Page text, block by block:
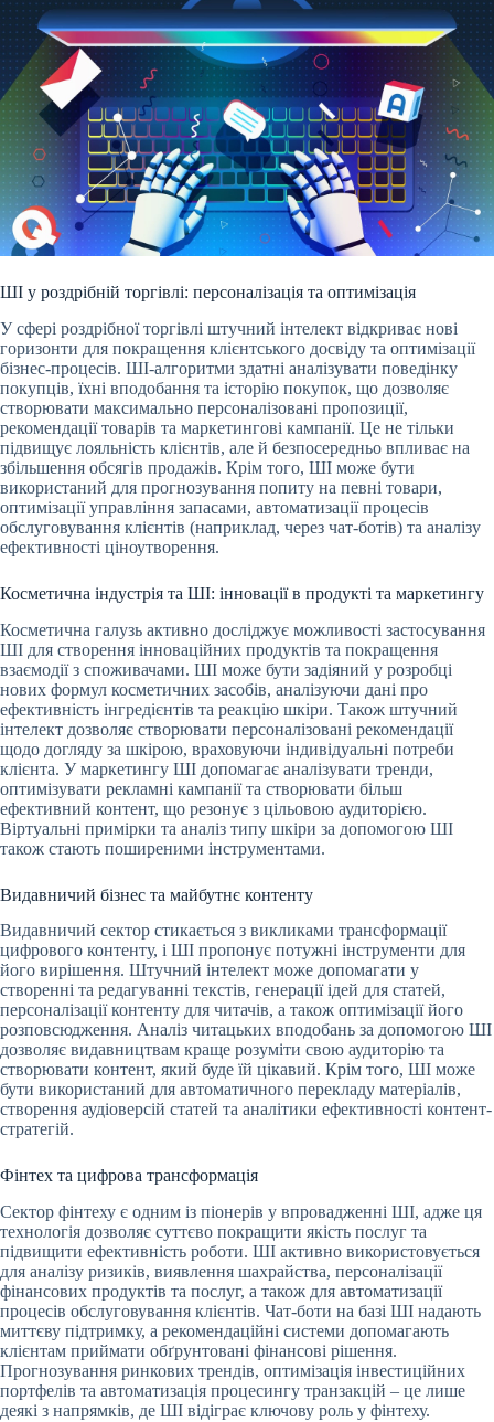
ШІ у роздрібній торгівлі: персоналізація та оптимізація
У сфері роздрібної торгівлі штучний інтелект відкриває нові
горизонти для покращення клієнтського досвіду та оптимізації
бізнес-процесів. ШІ-алгоритми здатні аналізувати поведінку
покупців, їхні вподобання та історію покупок, що дозволяє
створювати максимально персоналізовані пропозиції,
рекомендації товарів та маркетингові кампанії. Це не тільки
підвищує лояльність клієнтів, але й безпосередньо впливає на
збільшення обсягів продажів. Крім того, ШІ може бути
використаний для прогнозування попиту на певні товари,
оптимізації управління запасами, автоматизації процесів
обслуговування клієнтів (наприклад, через чат-ботів) та аналізу
ефективності ціноутворення.
Косметична індустрія та ШІ: інновації в продукті та маркетингу
Косметична галузь активно досліджує можливості застосування
ШІ для створення інноваційних продуктів та покращення
взаємодії з споживачами. ШІ може бути задіяний у розробці
нових формул косметичних засобів, аналізуючи дані про
ефективність інгредієнтів та реакцію шкіри. Також штучний
інтелект дозволяє створювати персоналізовані рекомендації
щодо догляду за шкірою, враховуючи індивідуальні потреби
клієнта. У маркетингу ШІ допомагає аналізувати тренди,
оптимізувати рекламні кампанії та створювати більш
ефективний контент, що резонує з цільовою аудиторією.
Віртуальні примірки та аналіз типу шкіри за допомогою ШІ
також стають поширеними інструментами.
Видавничий бізнес та майбутнє контенту
Видавничий сектор стикається з викликами трансформації
цифрового контенту, і ШІ пропонує потужні інструменти для
його вирішення. Штучний інтелект може допомагати у
створенні та редагуванні текстів, генерації ідей для статей,
персоналізації контенту для читачів, а також оптимізації його
розповсюдження. Аналіз читацьких вподобань за допомогою ШІ
дозволяє видавництвам краще розуміти свою аудиторію та
створювати контент, який буде їй цікавий. Крім того, ШІ може
бути використаний для автоматичного перекладу матеріалів,
створення аудіоверсій статей та аналітики ефективності контент-
стратегій.
Фінтех та цифрова трансформація
Сектор фінтеху є одним із піонерів у впровадженні ШІ, адже ця
технологія дозволяє суттєво покращити якість послуг та
підвищити ефективність роботи. ШІ активно використовується
для аналізу ризиків, виявлення шахрайства, персоналізації
фінансових продуктів та послуг, а також для автоматизації
процесів обслуговування клієнтів. Чат-боти на базі ШІ надають
миттєву підтримку, а рекомендаційні системи допомагають
клієнтам приймати обґрунтовані фінансові рішення.
Прогнозування ринкових трендів, оптимізація інвестиційних
портфелів та автоматизація процесингу транзакцій – це лише
деякі з напрямків, де ШІ відіграє ключову роль у фінтеху.